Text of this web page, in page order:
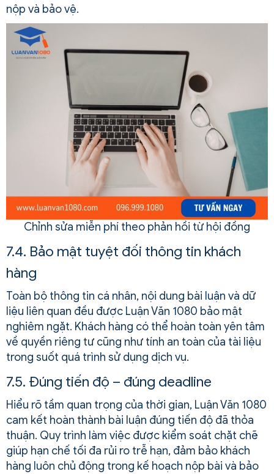
nộp và bảo vệ.
Chỉnh sửa miễn phí theo phản hồi từ hội đồng
7.4. Bảo mật tuyệt đối thông tin khách
hàng
Toàn bộ thông tin cá nhân, nội dung bài luận và dữ
liệu liên quan đều được Luận Văn 1080 bảo mật
nghiêm ngặt. Khách hàng có thể hoàn toàn yên tâm
về quyền riêng tư cũng như tính an toàn của tài liệu
trong suốt quá trình sử dụng dịch vụ.
7.5. Đúng tiến độ – đúng deadline
Hiểu rõ tầm quan trọng của thời gian, Luận Văn 1080
cam kết hoàn thành bài luận đúng tiến độ đã thỏa
thuận. Quy trình làm việc được kiểm soát chặt chẽ
giúp hạn chế tối đa rủi ro trễ hạn, đảm bảo khách
hàng luôn chủ động trong kế hoạch nộp bài và bảo